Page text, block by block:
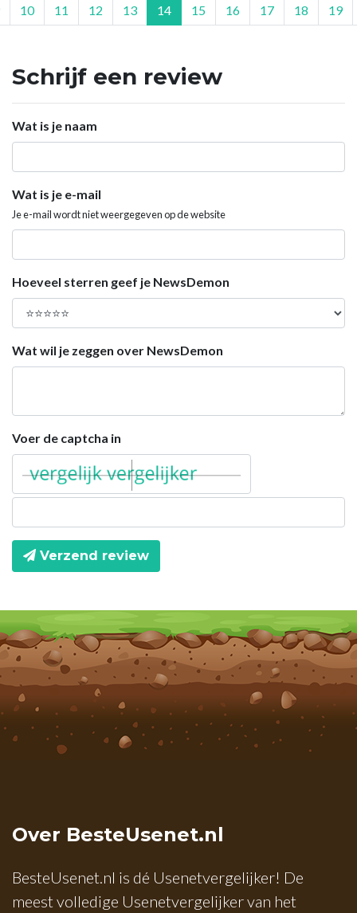
10 11 12 13 14 15 16 17 18 19
Schrijf een review
Wat is je naam
Wat is je e-mail
Je e-mail wordt niet weergegeven op de website
Hoeveel sterren geef je NewsDemon
Wat wil je zeggen over NewsDemon
Voer de captcha in
Verzend review
Over BesteUsenet.nl
BesteUsenet.nl is dé Usenetvergelijker! De
meest volledige Usenetvergelijker van het